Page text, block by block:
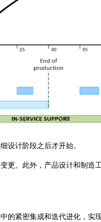
设计阶段之后才开始。
更。此外，产品设计和制造
的紧密集成和迭代进化，实现